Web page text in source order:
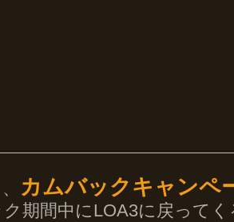
カムバックキャンペ
ク期間中にLOA3に戻って